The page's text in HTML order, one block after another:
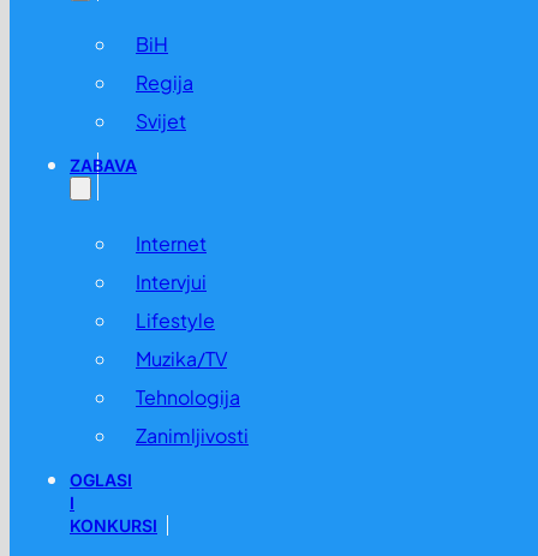
BiH
Regija
Svijet
ZABAVA
Internet
Intervjui
Lifestyle
Muzika/TV
Tehnologija
Zanimljivosti
OGLASI
I
KONKURSI